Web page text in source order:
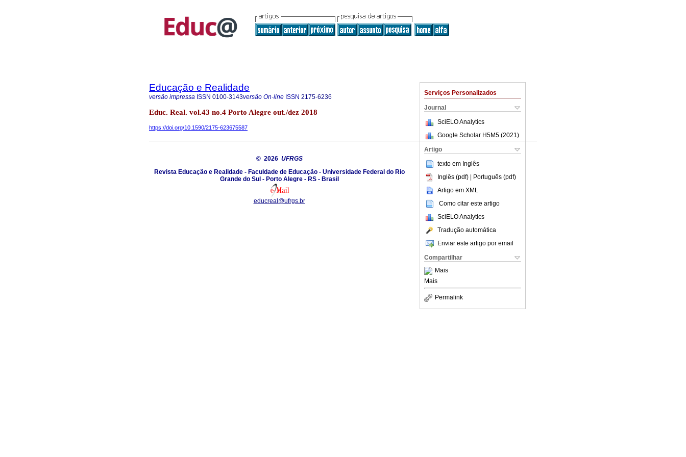
Serviços Personalizados
Journal
SciELO Analytics
Google Scholar H5M5 (2021 )
Artigo
texto em Inglês
Inglês (pdf) | Português (pdf)
Artigo em XML
Como citar este artigo
SciELO Analytics
Tradução automática
Enviar este artigo por email
Compartilhar
Mais
Mais
Permalink
Educação e Realidade
versão impressa ISSN 0100-3143versão On-line ISSN 2175-6236
Educ. Real. vol.43 no.4 Porto Alegre out./dez 2018
https://doi.org/10.1590/2175-623675587
© 2026 UFRGS
Revista Educação e Realidade - Faculdade de Educação - Universidade Federal do Rio
Grande do Sul - Porto Alegre - RS - Brasil
educreal@ufrgs.br